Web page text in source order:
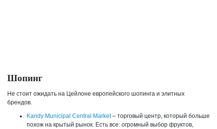
Шопинг
Не стоит ожидать на Цейлоне европейского шопинга и элитных
брендов.
Kandy Municipal Central Market– торговый центр, который больше
похож на крытый рынок. Есть все: огромный выбор фруктов,